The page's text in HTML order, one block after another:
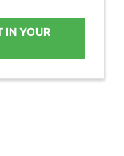
IN YOUR